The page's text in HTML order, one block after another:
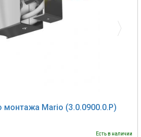
монтажа Mario (3.0.0900.0.P)
Есть в наличии